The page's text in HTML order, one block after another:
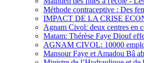
Méthode contraceptive : Des
IMPACT DE LA CRISE
Agnam Civol: deux centres en
Matam: Thérèse Faye Diouf
AGNAM CIVOL: 10000
Mansour Faye et Amadou Bâ